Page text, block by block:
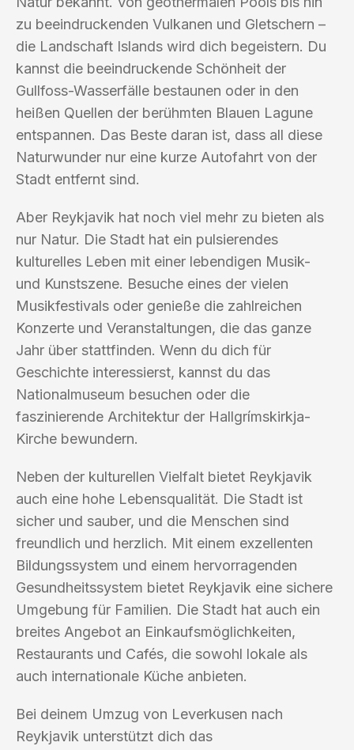
zu beeindruckenden Vulkanen und Gletschern –
die Landschaft Islands wird dich begeistern. Du
kannst die beeindruckende Schönheit der
Gullfoss-Wasserfälle bestaunen oder in den
heißen Quellen der berühmten Blauen Lagune
entspannen. Das Beste daran ist, dass all diese
Naturwunder nur eine kurze Autofahrt von der
Stadt entfernt sind.
Aber Reykjavik hat noch viel mehr zu bieten als
nur Natur. Die Stadt hat ein pulsierendes
kulturelles Leben mit einer lebendigen Musik-
und Kunstszene. Besuche eines der vielen
Musikfestivals oder genieße die zahlreichen
Konzerte und Veranstaltungen, die das ganze
Jahr über stattfinden. Wenn du dich für
Geschichte interessierst, kannst du das
Nationalmuseum besuchen oder die
faszinierende Architektur der Hallgrímskirkja-
Kirche bewundern.
Neben der kulturellen Vielfalt bietet Reykjavik
auch eine hohe Lebensqualität. Die Stadt ist
sicher und sauber, und die Menschen sind
freundlich und herzlich. Mit einem exzellenten
Bildungssystem und einem hervorragenden
Gesundheitssystem bietet Reykjavik eine sichere
Umgebung für Familien. Die Stadt hat auch ein
breites Angebot an Einkaufsmöglichkeiten,
Restaurants und Cafés, die sowohl lokale als
auch internationale Küche anbieten.
Bei deinem Umzug von Leverkusen nach
Reykjavik unterstützt dich das